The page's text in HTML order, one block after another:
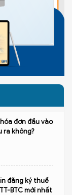
đơn đầu vào
ra không?
đăng ký thuế
BTC mới nhất